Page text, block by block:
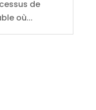
de
où...